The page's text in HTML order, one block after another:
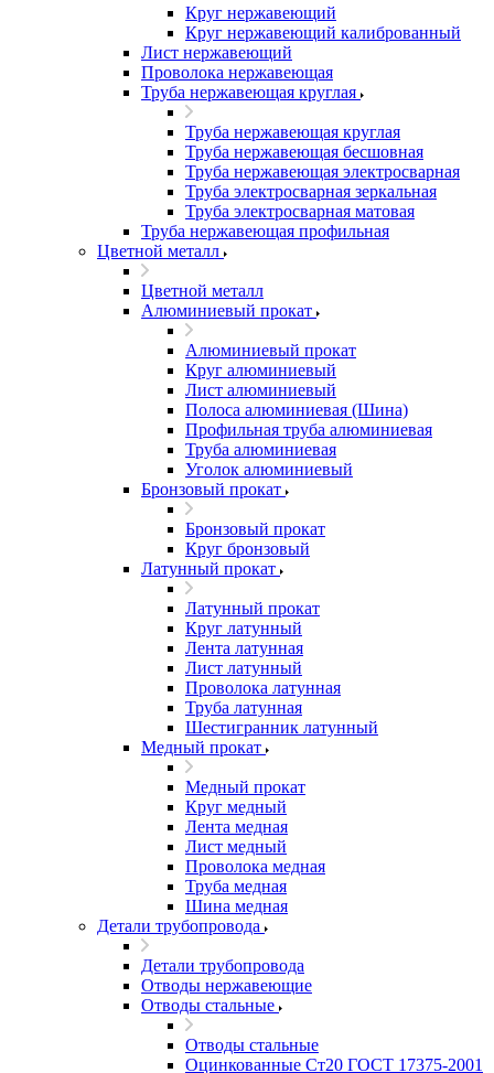
Круг нержавеющий
Круг нержавеющий калиброванный
Лист нержавеющий
Проволока нержавеющая
Труба нержавеющая круглая
Труба нержавеющая круглая
Труба нержавеющая бесшовная
Труба нержавеющая электросварная
Труба электросварная зеркальная
Труба электросварная матовая
Труба нержавеющая профильная
Цветной металл
Цветной металл
Алюминиевый прокат
Алюминиевый прокат
Круг алюминиевый
Лист алюминиевый
Полоса алюминиевая (Шина)
Профильная труба алюминиевая
Труба алюминиевая
Уголок алюминиевый
Бронзовый прокат
Бронзовый прокат
Круг бронзовый
Латунный прокат
Латунный прокат
Круг латунный
Лента латунная
Лист латунный
Проволока латунная
Труба латунная
Шестигранник латунный
Медный прокат
Медный прокат
Круг медный
Лента медная
Лист медный
Проволока медная
Труба медная
Шина медная
Детали трубопровода
Детали трубопровода
Отводы нержавеющие
Отводы стальные
Отводы стальные
Оцинкованные Ст20 ГОСТ 17375-2001